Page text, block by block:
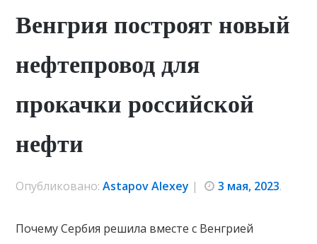
Венгрия построят новый
нефтепровод для
прокачки российской
нефти
Опубликовано:Astapov Alexey | 3 мая, 2023.
Почему Сербия решила вместе с Венгрией